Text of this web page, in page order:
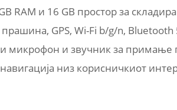
RAM и 16 GB простор за
прашина, GPS, Wi-Fi b/g/n,
микрофон и звучник за примање
низ корисничкиот